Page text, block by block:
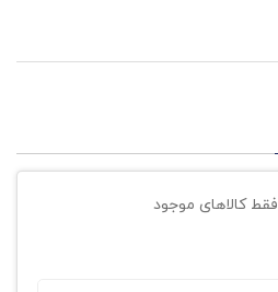
فقط کالاهای موجود